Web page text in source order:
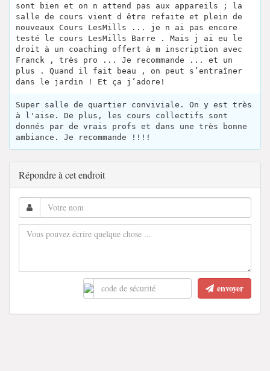
sont bien et on n attend pas aux appareils ; la
salle de cours vient d être refaite et plein de
nouveaux Cours LesMills ... je n ai pas encore
testé le cours LesMills Barre . Mais j ai eu le
droit à un coaching offert à m inscription avec
Franck , très pro ... Je recommande ... et un
plus . Quand il fait beau , on peut s’entraîner
dans le jardin ! Et ça j’adore!
Super salle de quartier conviviale. On y est très
à l'aise. De plus, les cours collectifs sont
donnés par de vrais profs et dans une très bonne
ambiance. Je recommande !!!!
Répondre à cet endroit
envoyer